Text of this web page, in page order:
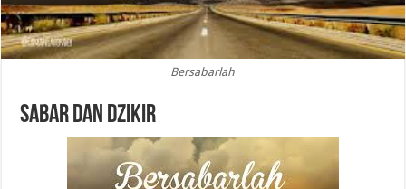
Bersabarlah
Sabar dan Dzikir